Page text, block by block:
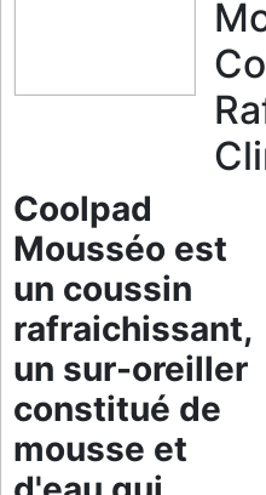
Coolpad
Mousséo est
un coussin
rafraichissant,
un sur-oreiller
constitué de
mousse et